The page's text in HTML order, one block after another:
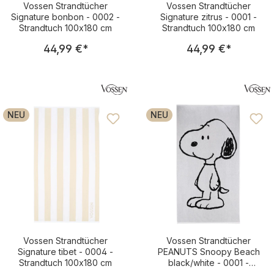
Vossen Strandtücher
Signature bonbon - 0002 -
Strandtuch 100x180 cm
Regulärer Preis:
44,99 €*
Vossen Strandtücher
Signature zitrus - 0001 -
Strandtuch 100x180 cm
Regulärer
44,99 €*
NEU
Vossen Strandtücher
Signature tibet - 0004 -
Strandtuch 100x180 cm
NEU
Vossen Strandtücher
PEANUTS Snoopy Beach
black/white - 0001 -